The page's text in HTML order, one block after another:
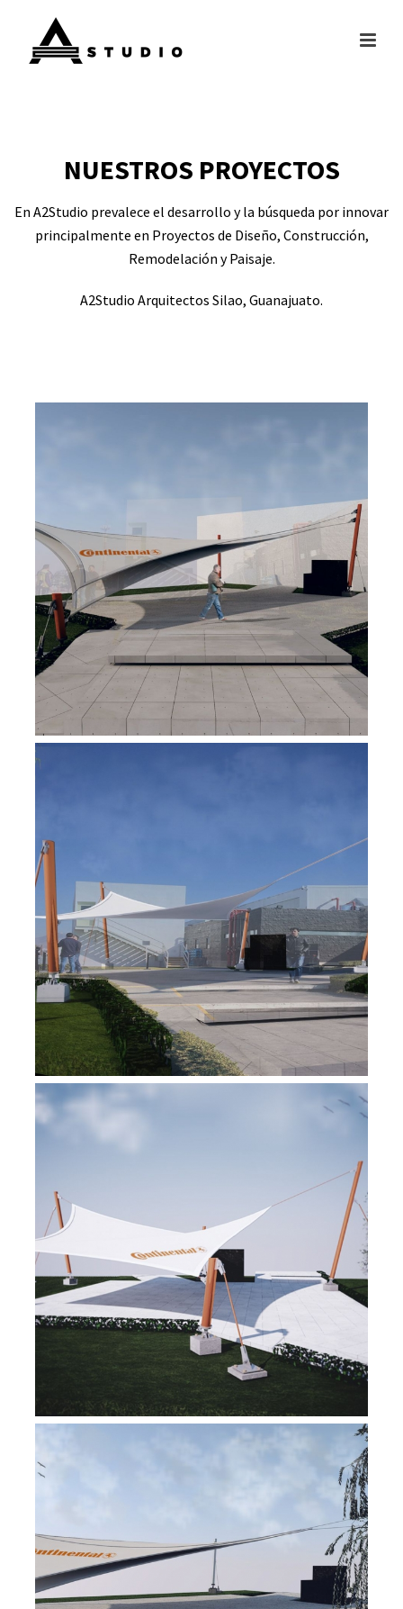
NUESTROS PROYECTOS
En A2Studio prevalece el desarrollo y la búsqueda por innovar
principalmente en Proyectos de Diseño, Construcción,
Remodelación y Paisaje.
A2Studio Arquitectos Silao, Guanajuato.